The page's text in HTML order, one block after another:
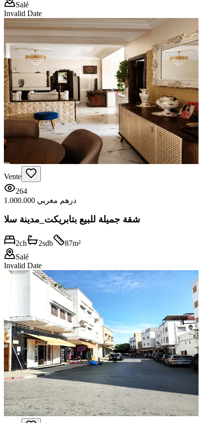
Salé
Invalid Date
Vente
264
1.000.000 درهم مغربي
شقة جميلة للبيع بتابريكت_مدينة سلا
2ch 2sdb 87m²
Salé
Invalid Date